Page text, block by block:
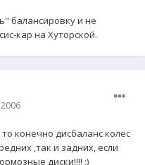
балансировку и не
кар на Хуторской.
конечно дисбаланс колес
,так и задних, если
диски!!!! :)